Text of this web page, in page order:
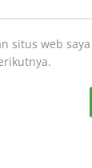
situs web